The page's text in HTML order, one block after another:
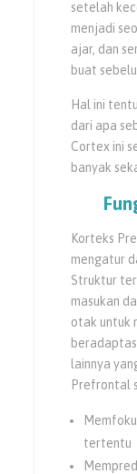
setelah
menjadi
ajar, dan
buat
Hal ini
dari apa
Cortex ini
banyak
Korteks
mengatur
Struktur
masukan
otak untuk
lainnya
Prefrontal
tertentu